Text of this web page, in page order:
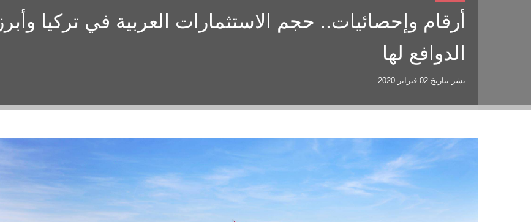
أرقام وإحصائيات.. حجم الاستثمارات العربية في تركيا وأبرز
الدوافع لها
نشر بتاريخ 02 فبراير 2020